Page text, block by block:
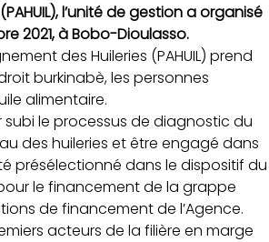
l’unité de gestion a organisé
2021, à Bobo-Dioulasso.
des Huileries (PAHUIL) prend
burkinabè, les personnes
alimentaire.
le processus de diagnostic du
des huileries et être engagé dans
présélectionné dans le dispositif du
pour le financement de la grappe
de financement de l’Agence.
acteurs de la filière en marge